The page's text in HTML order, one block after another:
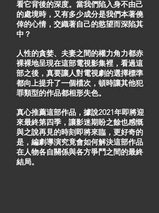
看它背後的深度。當我們陷入身不由己
的處境時，又有多少成分是我們本著僥
倖的心情，交織著自己的慾望而深陷其
中？
人性的貪婪、夫妻之間的權力角力都赤
裸裸地呈現在這部電視影集裡，看過這
部之後，真要讓人對電視劇的選擇標準
都向上提升了一個檔次，頓時讓其他犯
罪類型的作品都相形失色。
真心推薦這部作品，據說2021年即將迎
來最終第四季，讓影迷期盼之餘也感慨
與之說再見的時刻即將來臨，更好奇的
是，編劇導演究竟會如何解決這部作品
在人物各自關係與各方爭鬥之間的最終
結局。​